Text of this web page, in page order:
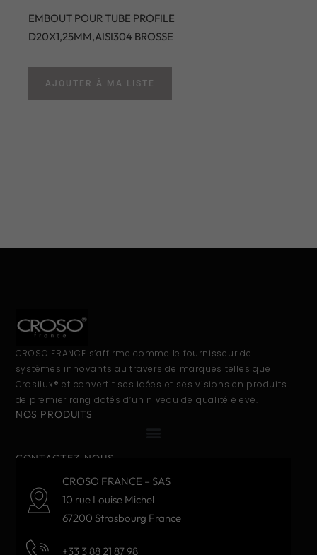
EMBOUT POUR TUBE PROFILE
D20X1,25MM,AISI304 BROSSE
AJOUTER À MA LISTE
CROSO FRANCE s’affirme comme le fournisseur de
systèmes innovants au travers de marques telles que
Crosilux® et convertit ses idées et ses visions en produits
de premier rang dotés d’un niveau de qualité élevé.
NOS PRODUITS
CONTACTEZ-NOUS
CROSO FRANCE – SAS
10 rue Louise Michel
67200 Strasbourg France
+33 3 88 21 87 98